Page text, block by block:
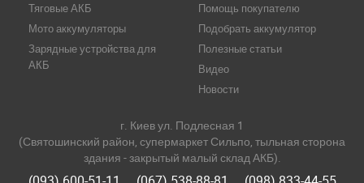
Тяговые АКБ
Мото аккумуляторы
Зарядные устройства для
АКБ
Помощь покупателю
Подобрать аккумулятор
Полезные статьи
Видео
Новости
г. Киев ул. Подлесная 1
(Святошинский район, супермаркет Сильпо, тыльная сторона
здания - закрытый малый склад АКБ).